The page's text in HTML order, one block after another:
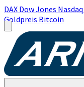
DAX Dow Jones Nasdaq
Goldpreis Bitcoin